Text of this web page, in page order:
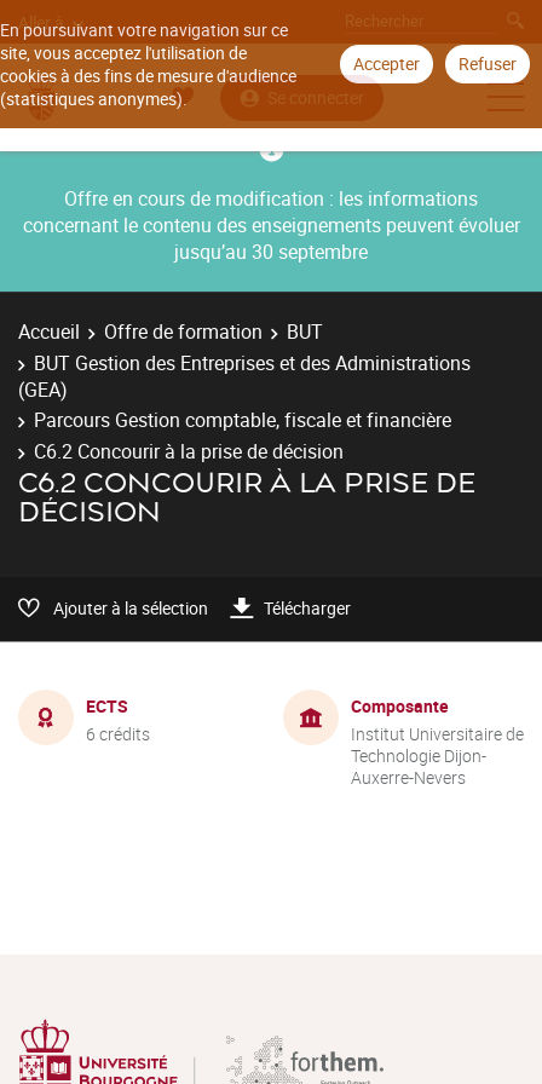
En poursuivant votre navigation sur ce
site, vous acceptez l'utilisation de
cookies à des fins de mesure d'audience
(statistiques anonymes).
Accepter Refuser
Aller à
Se connecter
Offre en cours de modification : les informations
concernant le contenu des enseignements peuvent évoluer
jusqu’au 30 septembre
Accueil Offre de formation
BUT
BUT Gestion des Entreprises et des Administrations
(GEA)
Parcours Gestion comptable, fiscale et financière
C6.2 Concourir à la prise de décision
C6.2 CONCOURIR À LA PRISE DE
DÉCISION
Ajouter à la sélection Télécharger
ECTS
6 crédits
Composante
Institut Universitaire de
Technologie Dijon-
Auxerre-Nevers